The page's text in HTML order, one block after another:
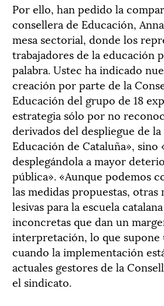
Por ello, han pedido la
consellera de Educación,
mesa sectorial, donde los
trabajadores de la educación
palabra. Ustec ha indicado
creación por parte de la
Educación del grupo de 18
estrategia sólo por no
derivados del despliegue de la
Educación de Cataluña»,
desplegándola a mayor
pública». «Aunque podemos
las medidas propuestas, otras
lesivas para la escuela
inconcretas que dan un
interpretación, lo que supone
cuando la implementación
actuales gestores de la
el sindicato.